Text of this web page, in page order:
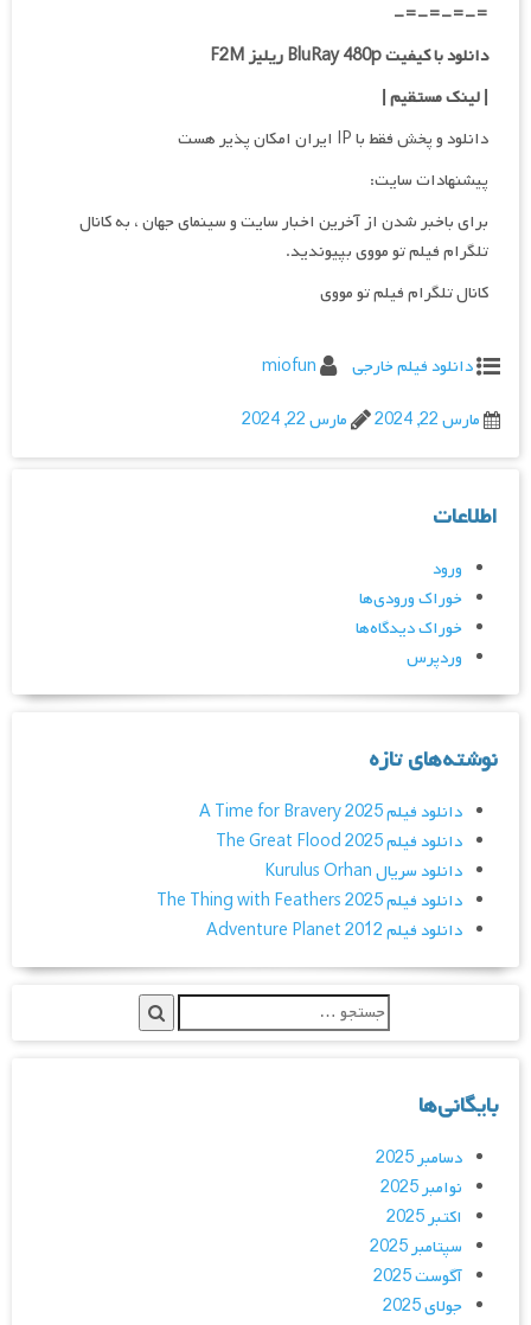
=-=-=-=-
دانلود با کیفیت BluRay 480p ریلیز F2M
| لینک مستقیم|
دانلود و پخش فقط با IP ایران امکان پذیر هست
پیشنهادات سایت:
برای باخبر شدن از آخرین اخبار سایت و سینمای جهان ، به کانال
تلگرام فیلم تو مووی بپیوندید.
کانال تلگرام فیلم تو مووی
دانلود فیلم خارجی
miofun
مارس 22, 2024
مارس 22, 2024
اطلاعات
ورود
خوراک ورودی‌ها
خوراک دیدگاه‌ها
وردپرس
نوشته‌های تازه
دانلود فیلم A Time for Bravery 2025
دانلود فیلم The Great Flood 2025
دانلود سریال Kurulus Orhan
دانلود فیلم The Thing with Feathers 2025
دانلود فیلم Adventure Planet 2012
بایگانی‌ها
دسامبر 2025
نوامبر 2025
اکتبر 2025
سپتامبر 2025
آگوست 2025
جولای 2025